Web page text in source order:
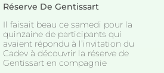
Réserve De Gentissart
Il faisait beau ce samedi pour la
quinzaine de participants qui
avaient répondu à l’invitation du
Cadev à découvrir la réserve de
Gentissart en compagnie